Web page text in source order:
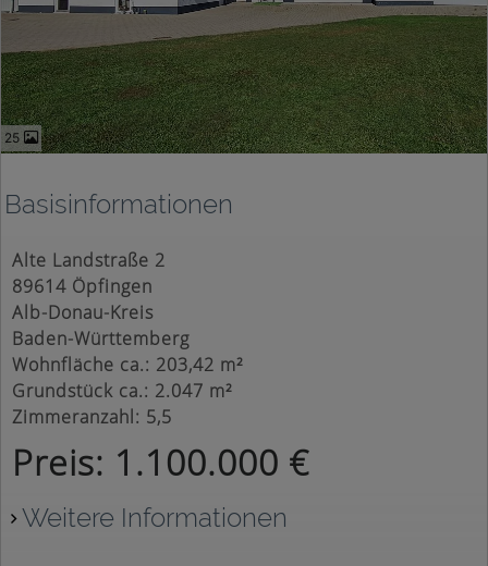
25
Basisinformationen
Alte Landstraße 2
89614 Öpfingen
Alb-Donau-Kreis
Baden-Württemberg
Preis: 1.100.000 €
Wohnfläche ca.: 203,42 m²
Grundstück ca.: 2.047 m²
Zimmeranzahl: 5,5
Weitere Informationen